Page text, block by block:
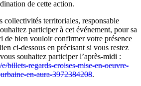
de cette action.
collectivités territoriales, responsable
participer à cet événement, pour sa
de bien vouloir confirmer votre présence
ci-dessous en précisant si vous restez
souhaitez participer l’après-midi :
billets-regards-croises-mise-en-oeuvre-
en-aura-3972384208.